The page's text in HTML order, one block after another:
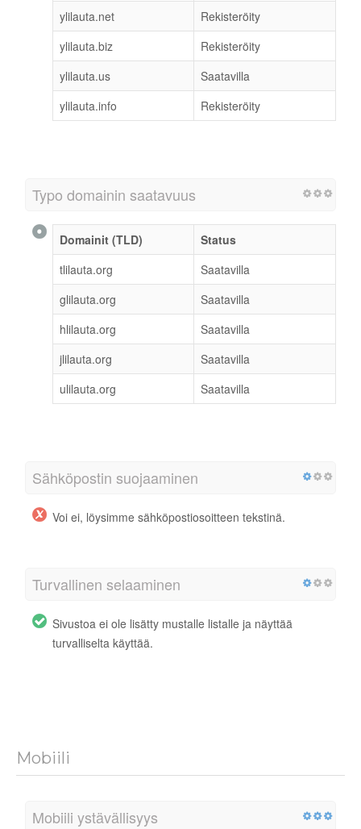
ylilauta.net
Rekisteröity
ylilauta.biz
Rekisteröity
ylilauta.us
Saatavilla
ylilauta.info
Rekisteröity
Typo domainin saatavuus
Domainit (TLD)
Status
tlilauta.org
Saatavilla
glilauta.org
Saatavilla
hlilauta.org
Saatavilla
jlilauta.org
Saatavilla
ulilauta.org
Saatavilla
Sähköpostin suojaaminen
Voi ei, löysimme sähköpostiosoitteen tekstinä.
Turvallinen selaaminen
Sivustoa ei ole lisätty mustalle listalle ja näyttää
turvalliselta käyttää.
Mobiili
Mobiili ystävällisyys